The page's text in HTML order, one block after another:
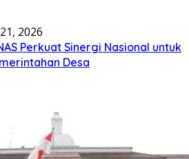
2026
Perkuat Sinergi Nasional untuk
Desa